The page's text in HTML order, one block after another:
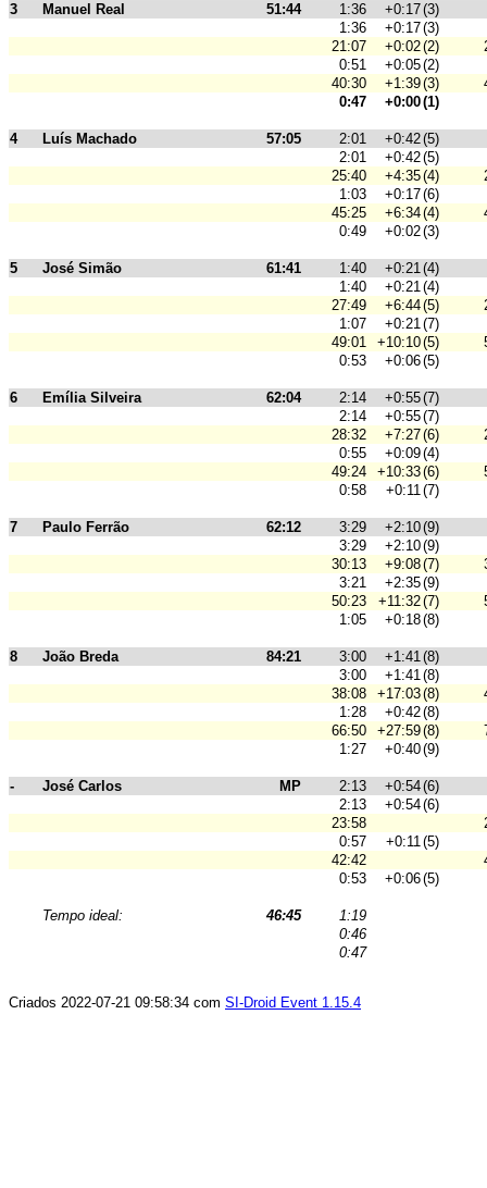
3 Manuel Real 51:44 1:36 +0:17(3)
1:36
+0:17(3)
21:07
+0:02(2)
0:51
+0:05(2)
40:30
+1:39(3)
0:47
+0:00(1)
4 Luís Machado 57:05 2:01 +0:42(5)
2:01
+0:42(5)
25:40
+4:35(4)
1:03
+0:17(6)
45:25
+6:34(4)
0:49
+0:02(3)
5 José Simão 61:41 1:40 +0:21(4)
1:40
+0:21(4)
27:49
+6:44(5)
1:07
+0:21(7)
49:01
+10:10(5)
0:53
+0:06(5)
6 Emília Silveira 62:04 2:14 +0:55(7)
2:14
+0:55(7)
28:32
+7:27(6)
0:55
+0:09(4)
49:24
+10:33(6)
0:58
+0:11(7)
7 Paulo Ferrão 62:12 3:29 +2:10(9)
3:29
+2:10(9)
30:13
+9:08(7)
3:21
+2:35(9)
50:23
+11:32(7)
1:05
+0:18(8)
8 João Breda 84:21 3:00 +1:41(8)
3:00
+1:41(8)
38:08
+17:03(8)
1:28
+0:42(8)
66:50
+27:59(8)
1:27
+0:40(9)
- José Carlos MP 2:13 +0:54(6)
2:13
+0:54(6)
23:58
0:57
+0:11(5)
42:42
0:53
+0:06(5)
Tempo ideal: 46:45
1:19
0:46
0:47
Criados 2022-07-21 09:58:34 com SI-Droid Event 1.15.4